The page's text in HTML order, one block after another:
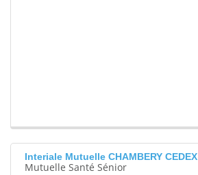
Interiale Mutuelle CHAMBERY CEDEX
Mutuelle Santé Sénior